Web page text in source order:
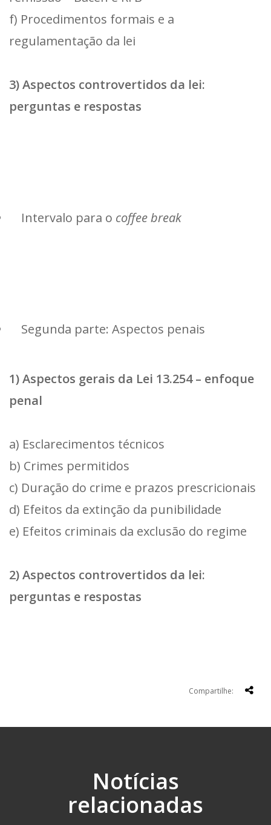
f) Procedimentos formais e a
regulamentação da lei
3) Aspectos controvertidos da lei:
perguntas e respostas
Intervalo para o coffee break
Segunda parte: Aspectos penais
1) Aspectos gerais da Lei 13.254 – enfoque
penal
a) Esclarecimentos técnicos
b) Crimes permitidos
c) Duração do crime e prazos prescricionais
d) Efeitos da extinção da punibilidade
e) Efeitos criminais da exclusão do regime
2) Aspectos controvertidos da lei:
perguntas e respostas
Compartilhe:
Notícias
relacionadas